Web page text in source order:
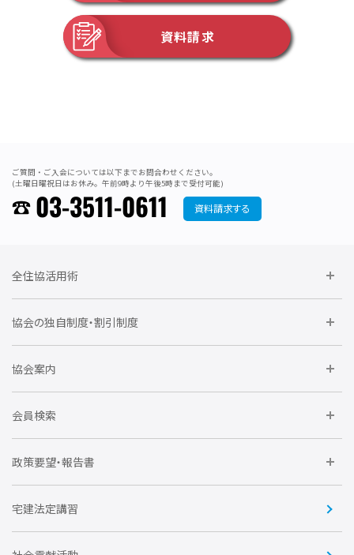
資料請求
ご質問・ご入会については以下までお問合わせください。
(土曜日曜祝日はお休み。午前9時より午後5時まで受付可能)
03-3511-0611 資料請求する
全住協活用術
委員会に参加しよう
要望活動に参加しよう
協会の独自制度・割引制度
住宅瑕疵担保責任保険割引制度
全住協NET
不動産後見アドバイザー資格講習
会
全住協ビジネスショップ
協会案内
運営組織
トライアル会員制度
会員検索
企業会員
賛助会員
政策要望・報告書
住宅・土地税制改正要望
優良事業表彰
宅建法定講習